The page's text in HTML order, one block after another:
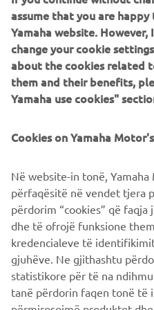
Representative
Capital
contribution
No. of
MORE
assume that you are
Yamaha website.
change your cookie
about the cookies related
them and their benefits,
Yamaha use cookies"
Cookies on Yamaha
Në website-in tonë,
përfaqësitë në vendet tjera
përdorim “cookies” që
dhe të ofrojë funksione
kredencialeve të
gjuhëve. Ne gjithashtu
statistikore për të na
tanë përdorin faqen tonë të